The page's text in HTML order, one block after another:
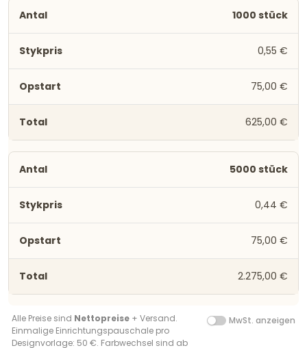
1000 stück
0,55 €
75,00 €
625,00 €
5000 stück
0,44 €
75,00 €
2.275,00 €
Alle Preise sind Nettopreise + Versand.
Einmalige Einrichtungspauschale pro
Designvorlage: 50 €. Farbwechsel sind ab
MwSt. anzeigen